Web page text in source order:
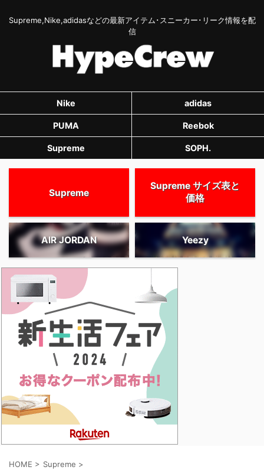
Supreme,Nike,adidasなどの最新アイテム･スニーカー･リーク情報を配
信
Nike adidas
PUMA Reebok
Supreme SOPH.
Supreme
Supreme サイズ表と
価格
AIR JORDAN Yeezy
HOME > Supreme >